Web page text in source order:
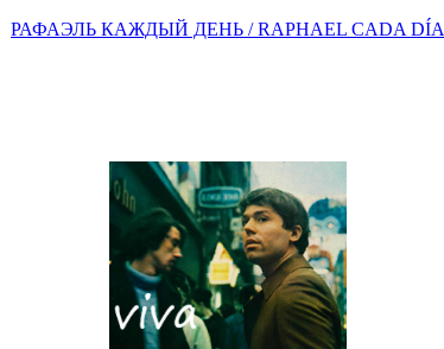
РАФАЭЛЬ КАЖДЫЙ ДЕНЬ / RAPHAEL CADA DÍA